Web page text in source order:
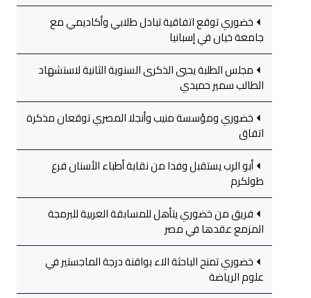
خضوري توقع اتفاقية تبادل طلابي وأكاديمي مع
جامعة خيان في إسبانيا
مجلس الطلبة يحيي الذكرى السنوية الثانية لاستشهاد
الطالب سمير حميدي
خضوري ومؤسسة منيب وأنجلا المصري توقعان مذكرة
اتفاق
أبو الرب يستقبل وفدا من نقابة أطباء الأسنان فرع
طولكرم
فريق من خضوري يتأهل للمسابقة العربية للبرمجة
المزمع عقدها في مصر
خضوري تمنح الباحثة الاء بواقنة درجة الماجستير في
علوم الرياضة